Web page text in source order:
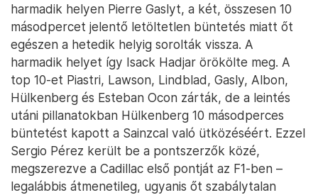
harmadik helyen Pierre Gaslyt, a két, összesen 10
másodpercet jelentő letöltetlen büntetés miatt őt
egészen a hetedik helyig sorolták vissza. A
harmadik helyet így Isack Hadjar örökölte meg. A
top 10-et Piastri, Lawson, Lindblad, Gasly, Albon,
Hülkenberg és Esteban Ocon zárták, de a leintés
utáni pillanatokban Hülkenberg 10 másodperces
büntetést kapott a Sainzcal való ütközéséért. Ezzel
Sergio Pérez került be a pontszerzők közé,
megszerezve a Cadillac első pontját az F1-ben –
legalábbis átmenetileg, ugyanis őt szabálytalan